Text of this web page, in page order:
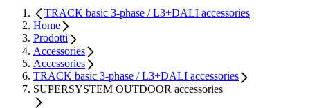
TRACK basic 3-phase / L3+DALI accessories
Home
Prodotti
Accessories
Accessories
TRACK basic 3-phase / L3+DALI accessories
SUPERSYSTEM OUTDOOR accessories